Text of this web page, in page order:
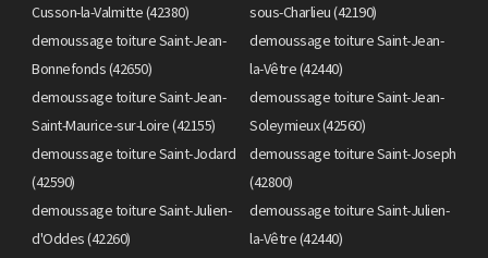
Cusson-la-Valmitte (42380)
sous-Charlieu (42190)
demoussage toiture Saint-Jean-
Bonnefonds (42650)
demoussage toiture Saint-Jean-
la-Vêtre (42440)
demoussage toiture Saint-Jean-
Saint-Maurice-sur-Loire (42155)
demoussage toiture Saint-Jean-
Soleymieux (42560)
demoussage toiture Saint-Jodard
(42590)
demoussage toiture Saint-Joseph
(42800)
demoussage toiture Saint-Julien-
d'Oddes (42260)
demoussage toiture Saint-Julien-
la-Vêtre (42440)